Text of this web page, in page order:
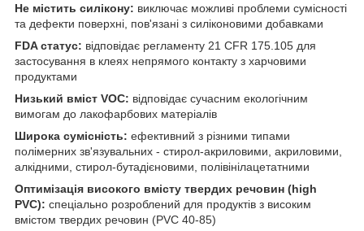
Не містить силікону: виключає можливі проблеми сумісності
та дефекти поверхні, пов'язані з силіконовими добавками
FDA статус: відповідає регламенту 21 CFR 175.105 для
застосування в клеях непрямого контакту з харчовими
продуктами
Низький вміст VOC: відповідає сучасним екологічним
вимогам до лакофарбових матеріалів
Широка сумісність: ефективний з різними типами
полімерних зв'язувальних - стирол-акриловими, акриловими,
алкідними, стирол-бутадієновими, полівінілацетатними
Оптимізація високого вмісту твердих речовин (high
PVC): спеціально розроблений для продуктів з високим
вмістом твердих речовин (PVC 40-85)